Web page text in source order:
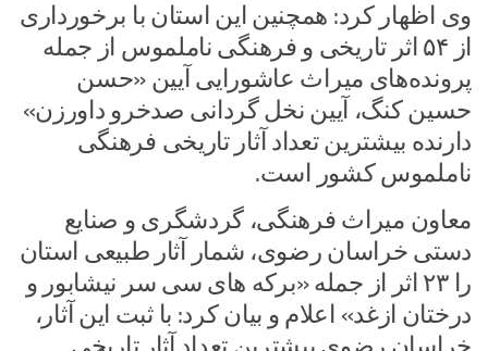
وی اظهار کرد: همچنین این استان با برخورداری
از ۵۴ اثر تاریخی و فرهنگی ناملموس از جمله
پرونده‌های میراث عاشورایی آیین «حسن
حسین کنگ، آیین نخل گردانی صدخرو داورزن»
دارنده بیشترین تعداد آثار تاریخی فرهنگی
ناملموس کشور است.
معاون میراث فرهنگی، گردشگری و صنایع
دستی خراسان رضوی، شمار آثار طبیعی استان
را ۲۳ اثر از جمله «برکه های سی سر نیشابور و
درختان ازغد» اعلام و بیان کرد: با ثبت این آثار،